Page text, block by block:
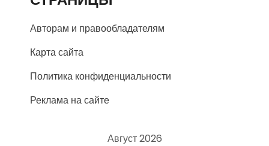
Авторам и правообладателям
Карта сайта
Политика конфиденциальности
Реклама на сайте
Август 2026